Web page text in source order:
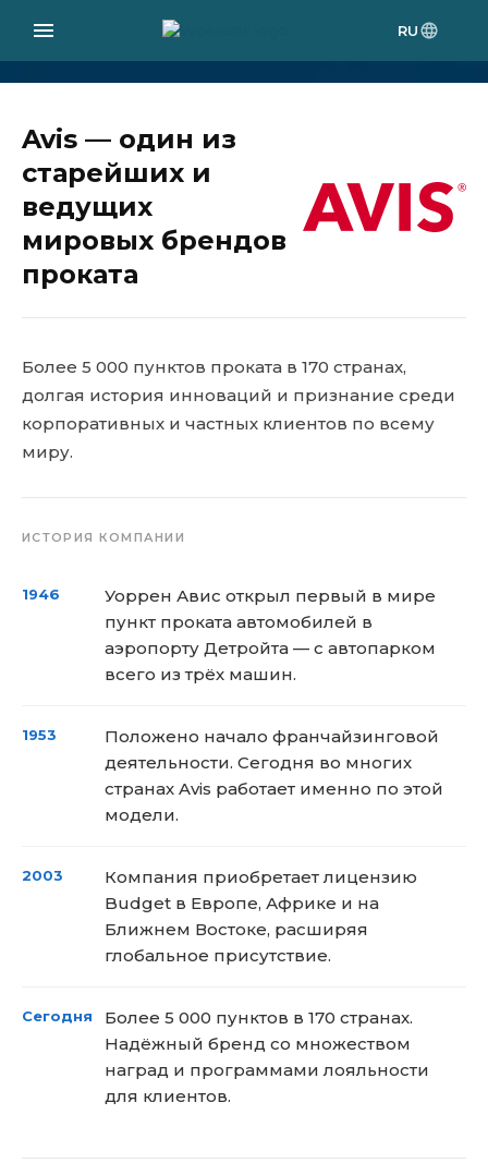
RU
Avis — один из
старейших и
ведущих
мировых брендов
проката
Более 5 000 пунктов проката в 170 странах,
долгая история инноваций и признание среди
корпоративных и частных клиентов по всему
миру.
ИСТОРИЯ КОМПАНИИ
1946
Уоррен Авис открыл первый в мире
пункт проката автомобилей в
аэропорту Детройта — с автопарком
всего из трёх машин.
1953
Положено начало франчайзинговой
деятельности. Сегодня во многих
странах Avis работает именно по этой
модели.
2003
Компания приобретает лицензию
Budget в Европе, Африке и на
Ближнем Востоке, расширяя
глобальное присутствие.
Сегодня
Более 5 000 пунктов в 170 странах.
Надёжный бренд со множеством
наград и программами лояльности
для клиентов.